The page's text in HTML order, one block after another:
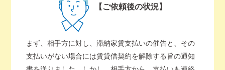
【ご依頼後の状況】
まず、相手方に対し、滞納家賃支払いの催告と、その
支払いがない場合には賃貸借契約を解除する旨の通知